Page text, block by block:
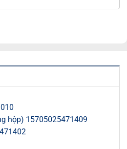
hộp) 15705025471409